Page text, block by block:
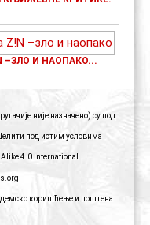
–ЗЛО И НАОПАКО...
није назначено) су под
под истим условима
4.0 International
коришћење и поштена